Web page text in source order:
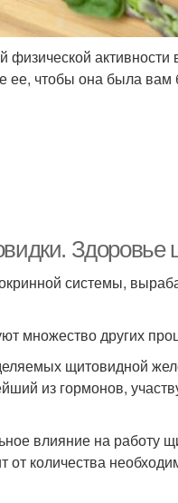
физической
чтобы она была вам
системы,
множество других
щитовидной
из гормонов,
влияние на работу
от количества